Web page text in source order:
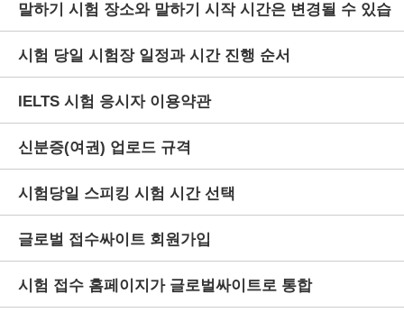
말하기 시험 장소와 말하기 시작 시간은 변경될 수 있습
니다.
시험 당일 시험장 일정과 시간 진행 순서
IELTS 시험 응시자 이용약관
신분증(여권) 업로드 규격
시험당일 스피킹 시험 시간 선택
글로벌 접수싸이트 회원가입
시험 접수 홈페이지가 글로벌싸이트로 통합